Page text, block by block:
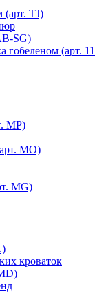
(арт. TJ)
SG)
гобеленом (арт.
MР)
MO)
MG)
кроваток